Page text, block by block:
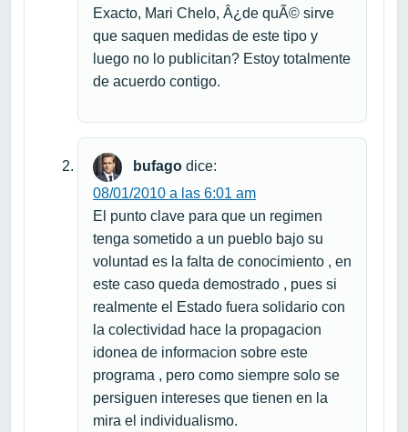
Exacto, Mari Chelo, Â¿de quÃ© sirve
que saquen medidas de este tipo y
luego no lo publicitan? Estoy totalmente
de acuerdo contigo.
bufago dice:
08/01/2010 a las 6:01 am
El punto clave para que un regimen
tenga sometido a un pueblo bajo su
voluntad es la falta de conocimiento , en
este caso queda demostrado , pues si
realmente el Estado fuera solidario con
la colectividad hace la propagacion
idonea de informacion sobre este
programa , pero como siempre solo se
persiguen intereses que tienen en la
mira el individualismo.